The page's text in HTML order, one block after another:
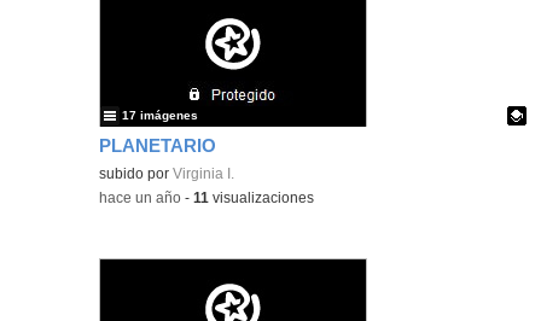
PLANETARIO
Contenido educativo.
subido porVirginia I.
17 imágenes
-hace un año -11 visualizaciones